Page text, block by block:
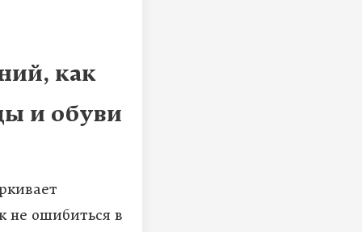
как
и обуви
не ошибиться в